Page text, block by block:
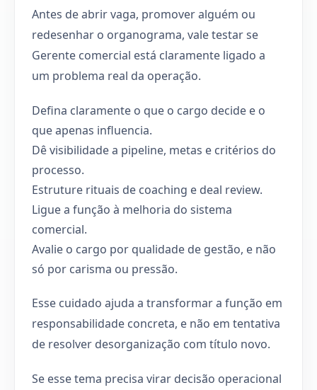
Antes de abrir vaga, promover alguém ou
redesenhar o organograma, vale testar se
Gerente comercial está claramente ligado a
um problema real da operação.
Defina claramente o que o cargo decide e o
que apenas influencia.
Dê visibilidade a pipeline, metas e critérios do
processo.
Estruture rituais de coaching e deal review.
Ligue a função à melhoria do sistema
comercial.
Avalie o cargo por qualidade de gestão, e não
só por carisma ou pressão.
Esse cuidado ajuda a transformar a função em
responsabilidade concreta, e não em tentativa
de resolver desorganização com título novo.
Se esse tema precisa virar decisão operacional